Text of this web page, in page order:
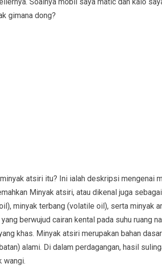
gimana dong?
atsiri itu? Ini ialah deskripsi mengenai
Minyak atsiri, atau dikenal juga
minyak terbang (volatile oil), serta minyak
berwujud cairan kental pada suhu ruang
khas. Minyak atsiri merupakan bahan
alami. Di dalam perdagangan, hasil
wangi.